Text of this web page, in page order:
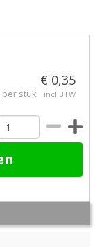
€ 0,35
per stuk incl BTW